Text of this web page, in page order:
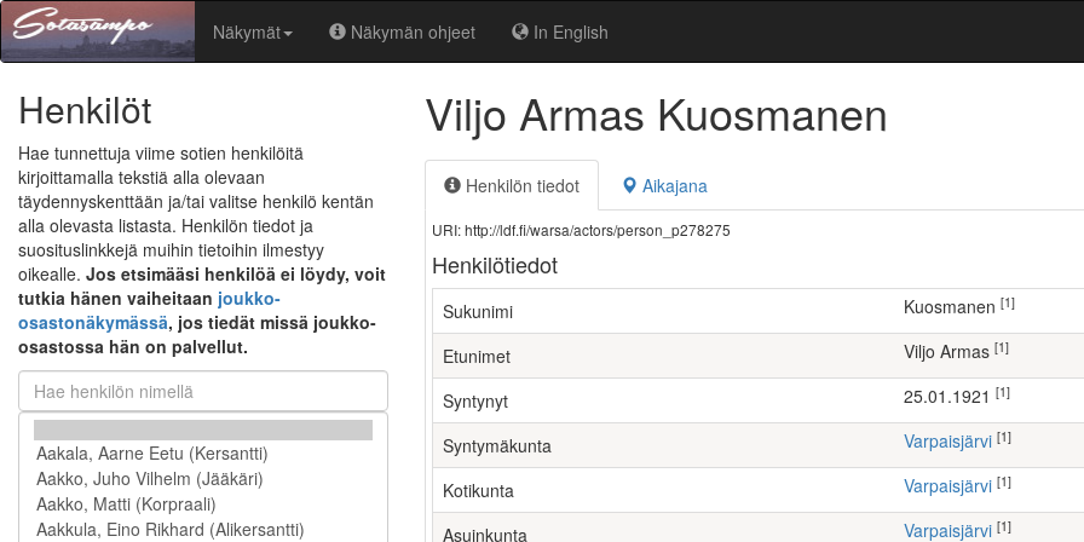
Näkymät Näkymän ohjeet In English
Henkilöt
Hae tunnettuja viime sotien henkilöitä
kirjoittamalla tekstiä alla olevaan
täydennyskenttään ja/tai valitse henkilö kentän
alla olevasta listasta. Henkilön tiedot ja
suosituslinkkejä muihin tietoihin ilmestyy
oikealle. Jos etsimääsi henkilöä ei löydy, voit
tutkia hänen vaiheitaan joukko-
osastonäkymässä, jos tiedät missä joukko-
osastossa hän on palvellut.
Viljo Armas Kuosmanen
Henkilön tiedot Aikajana
URI: http://ldf.fi/warsa/actors/person_p278275
Henkilötiedot
Sukunimi Kuosmanen [1]
Etunimet Viljo Armas [1]
Syntynyt 25.01.1921 [1]
Syntymäkunta Varpaisjärvi [1]
Kotikunta Varpaisjärvi [1]
Asuinkunta Varpaisjärvi [1]